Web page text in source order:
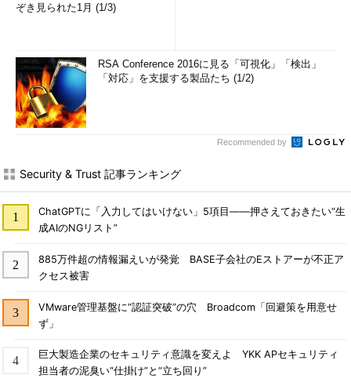
ぞき見られた1月 (1/3)
RSA Conference 2016に見る「可視化」「検出」
「対応」を支援する製品たち (1/2)
Recommended by
Security & Trust 記事ランキング
ChatGPTに「入力してはいけない」5項目――押さえておきたい“生
成AIのNGリスト”
885万件超の情報漏えいが発覚 BASE子会社のEストアーが不正ア
クセス被害
VMware管理基盤に“認証突破”の穴 Broadcom「回避策を用意せ
ず」
巨大製造企業のセキュリティ意識を変えよ YKK APセキュリティ
担当者の泥臭い“仕掛け”と“立ち回り”